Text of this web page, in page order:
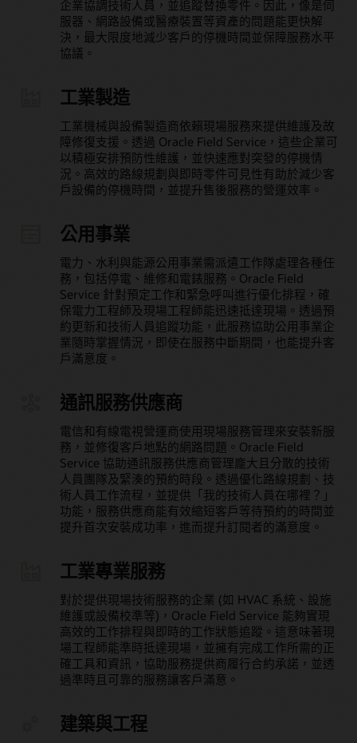
企業協調技術人員，並追蹤替換零件。因此，像是伺
服器、網路設備或醫療裝置等資產的問題能更快解
決，最大限度地減少客戶的停機時間並保障服務水平
協議。
工業製造
工業機械與設備製造商依賴現場服務來提供維護及故
障修復支援。透過 Oracle Field Service，這些企業可
以積極安排預防性維護，並快速應對突發的停機情
況。高效的路線規劃與即時零件可見性有助於減少客
戶設備的停機時間，並提升售後服務的營運效率。
公用事業
電力、水利與能源公用事業需派遣工作隊處理各種任
務，包括停電、維修和電錶服務。Oracle Field
Service 針對預定工作和緊急呼叫進行優化排程，確
保電力工程師及現場工程師能迅速抵達現場。透過預
約更新和技術人員追蹤功能，此服務協助公用事業企
業隨時掌握情況，即使在服務中斷期間，也能提升客
戶滿意度。
通訊服務供應商
電信和有線電視營運商使用現場服務管理來安裝新服
務，並修復客戶地點的網路問題。Oracle Field
Service 協助通訊服務供應商管理龐大且分散的技術
人員團隊及緊湊的預約時段。透過優化路線規劃、技
術人員工作流程，並提供「我的技術人員在哪裡？」
功能，服務供應商能有效縮短客戶等待預約的時間並
提升首次安裝成功率，進而提升訂閱者的滿意度。
工業專業服務
對於提供現場技術服務的企業 (如 HVAC 系統、設施
維護或設備校準等)，Oracle Field Service 能夠實現
高效的工作排程與即時的工作狀態追蹤。這意味著現
場工程師能準時抵達現場，並擁有完成工作所需的正
確工具和資訊，協助服務提供商履行合約承諾，並透
過準時且可靠的服務讓客戶滿意。
建築與工程